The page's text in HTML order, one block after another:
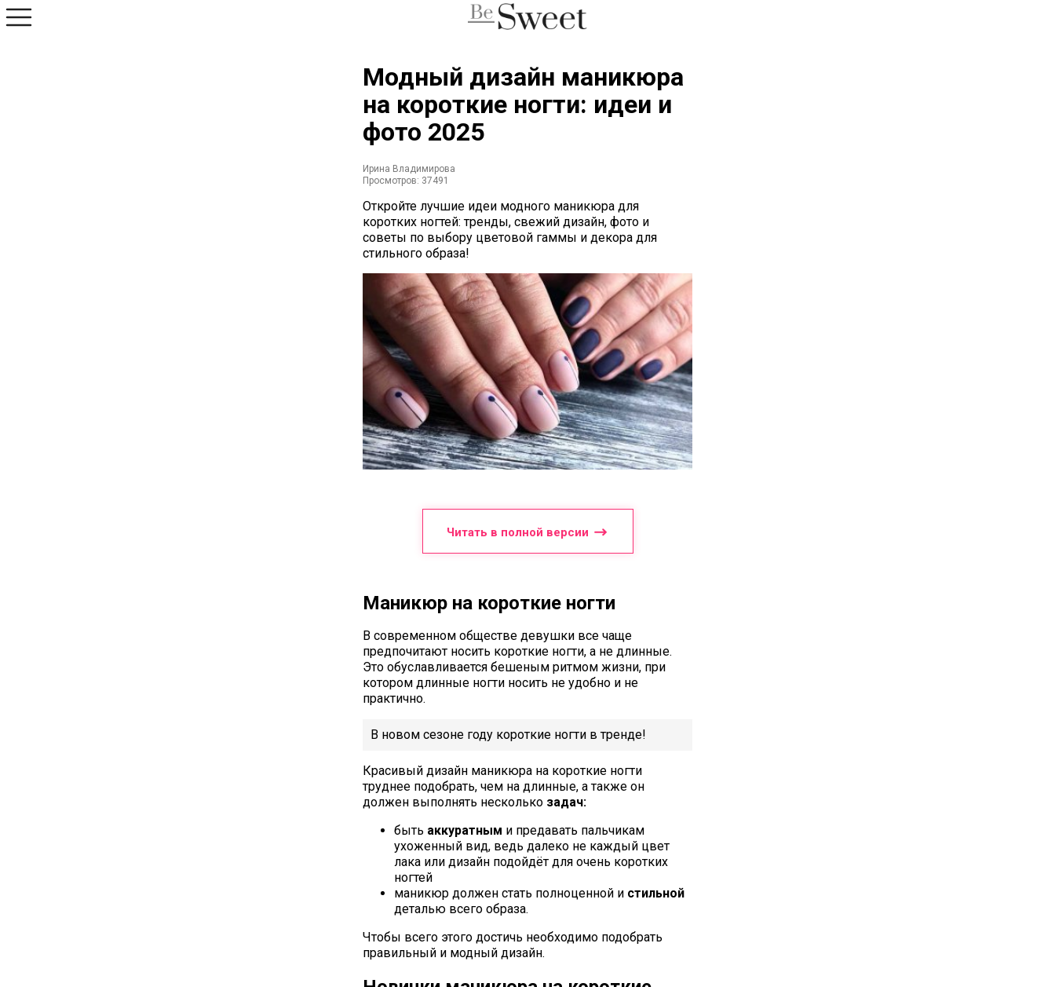
Модный дизайн маникюра
на короткие ногти: идеи и
фото 2025
Ирина Владимирова
Просмотров: 37491
Откройте лучшие идеи модного маникюра для
коротких ногтей: тренды, свежий дизайн, фото и
советы по выбору цветовой гаммы и декора для
стильного образа!
Читать в полной версии
Маникюр на короткие ногти
В современном обществе девушки все чаще
предпочитают носить короткие ногти, а не длинные.
Это обуславливается бешеным ритмом жизни, при
котором длинные ногти носить не удобно и не
практично.
В новом сезоне году короткие ногти в тренде!
Красивый дизайн маникюра на короткие ногти
труднее подобрать, чем на длинные, а также он
должен выполнять несколько задач:
быть аккуратным и предавать пальчикам
ухоженный вид, ведь далеко не каждый цвет
лака или дизайн подойдёт для очень коротких
ногтей
маникюр должен стать полноценной и стильной
деталью всего образа.
Чтобы всего этого достичь необходимо подобрать
правильный и модный дизайн.